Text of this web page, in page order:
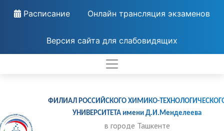
Расписание Онлайн трансляция экзаменов
Версия сайта для слабовидящих
ФИЛИАЛ РОССИЙСКОГО ХИМИКО-
УНИВЕРСИТЕТА имени Д.И.Менделеева
в городе Ташкенте